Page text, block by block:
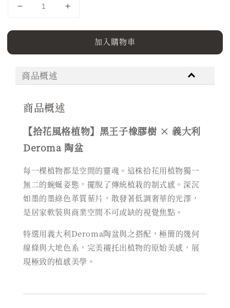
加入購物車
商品概述
商品概述
【拾花風格植物】黑王子橡膠樹 × 義大利
Deroma 陶盆
每一棵植物都是空間的靈魂。這株拾花用植物獨一
無二的蜿蜒姿態，擺脫了傳統植栽的制式感。深沉
如墨的墨綠色革質葉片，散發著低調奢華的光澤，
是居家軟裝與商業空間不可或缺的視覺焦點。
特選用義大利Deroma陶盆與之搭配，極簡的幾何
線條與大地色系，完美襯托出植物的原始美感，展
現極致的植感美學。